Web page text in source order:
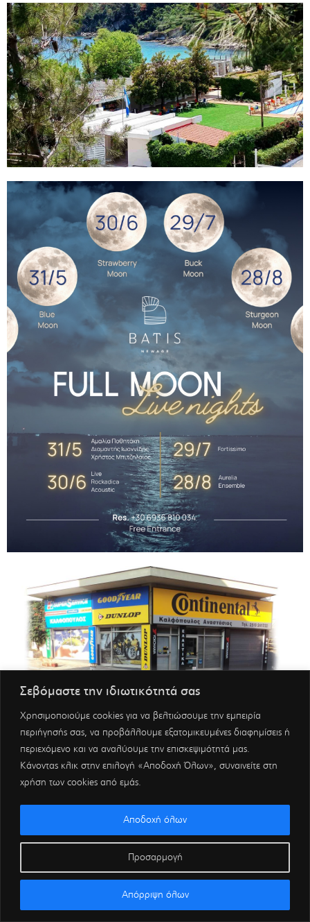
Σεβόμαστε την ιδιωτικότητά σας
Χρησιμοποιούμε cookies για να βελτιώσουμε την εμπειρία
περιήγησής σας, να προβάλλουμε εξατομικευμένες διαφημίσεις ή
περιεχόμενο και να αναλύουμε την επισκεψιμότητά μας.
Κάνοντας κλικ στην επιλογή «Αποδοχή Όλων», συναινείτε στη
χρήση των cookies από εμάς.
Προσαρμογή
Απόρριψη όλων
Αποδοχή όλων